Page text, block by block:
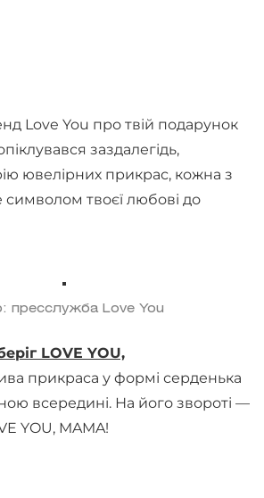
Love You про твій подарунок
заздалегідь,
ювелірних прикрас, кожна з
твоєї любові до
пресслужба Love You
LOVE YOU,
прикраса у формі серденька
всередині. На його звороті —
YOU, MAMA!